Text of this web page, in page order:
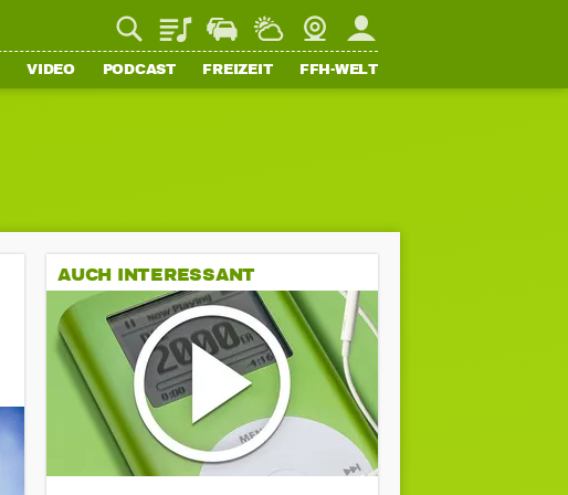
PlaylistStaupilotWetterWebcamMein FFH
VIDEO PODCAST FREIZEIT FFH-WELT
AUCH INTERESSANT